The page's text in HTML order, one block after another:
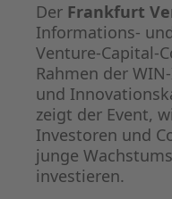
Der Frankfurt
Informations-
Venture-Capital-
Rahmen der
und
zeigt der Event,
Investoren und
junge
investieren.